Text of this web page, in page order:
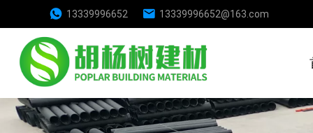
13339996652 13339996652@163.com